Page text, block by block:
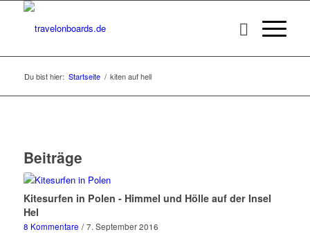
Du bist hier: Startseite / kiten auf hell
Beiträge
Kitesurfen in Polen - Himmel und Hölle auf der Insel
Hel
8 Kommentare / 7. September 2016